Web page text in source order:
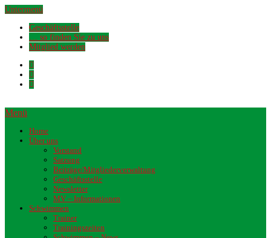
Untermenü
Geschäftsstelle
… so finden Sie zu uns
Mitglied werden
Menü
Home
Über uns
Vorstand
Satzung
Beiträge/Mitgliederverwaltung
Geschäftsstelle
Newsletter
MV – Informationen
Schwimmen
Trainer
Trainingszeiten